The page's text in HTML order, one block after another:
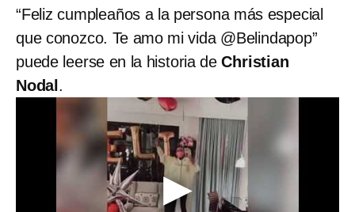
“Feliz cumpleaños a la persona más especial
que conozco. Te amo mi vida @Belindapop”
puede leerse en la historia deChristian
Nodal.